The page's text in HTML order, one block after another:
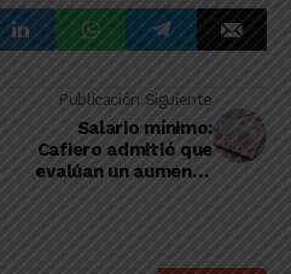
Publicación Siguiente
Salario mínimo:
Cafiero admitió que
evalúan un aumento